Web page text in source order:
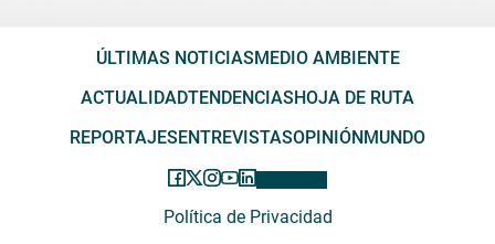
ÚLTIMAS NOTICIASMEDIO AMBIENTE
ACTUALIDADTENDENCIASHOJA DE RUTA
REPORTAJESENTREVISTASOPINIÓNMUNDO
Política de Privacidad